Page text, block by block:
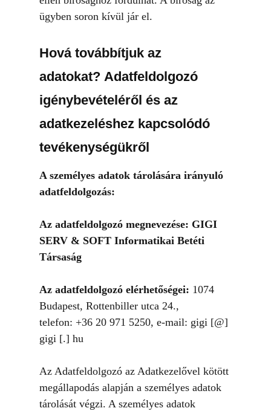
ügyben soron kívül jár el.
Hová továbbítjuk az
adatokat? Adatfeldolgozó
igénybevételéről és az
adatkezeléshez kapcsolódó
tevékenységükről
A személyes adatok tárolására irányuló
adatfeldolgozás:
Az adatfeldolgozó megnevezése: GIGI
SERV & SOFT Informatikai Betéti
Társaság
Az adatfeldolgozó elérhetőségei: 1074
Budapest, Rottenbiller utca 24.,
telefon: +36 20 971 5250, e-mail: gigi [@]
gigi [.] hu
Az Adatfeldolgozó az Adatkezelővel kötött
megállapodás alapján a személyes adatok
tárolását végzi. A személyes adatok